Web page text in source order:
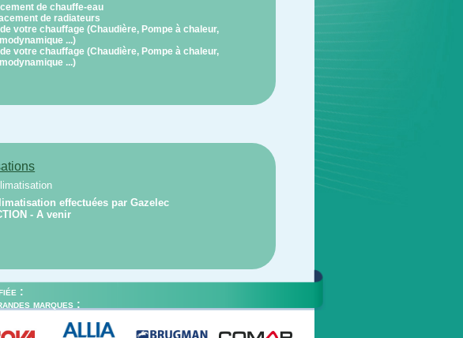
de chauffe-eau
de radiateurs
votre chauffage (Chaudière, Pompe à chaleur,
...)
votre chauffage (Chaudière, Pompe à chaleur,
...)
effectuées par Gazelec
- A venir
:
marques :